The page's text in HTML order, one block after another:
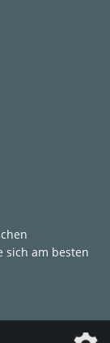
sich am besten